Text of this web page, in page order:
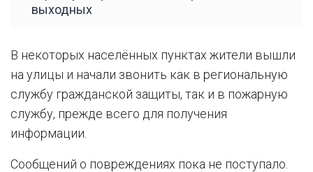
выходных
В некоторых населённых пунктах жители вышли
на улицы и начали звонить как в региональную
службу гражданской защиты, так и в пожарную
службу, прежде всего для получения
информации.
Сообщений о повреждениях пока не поступало.